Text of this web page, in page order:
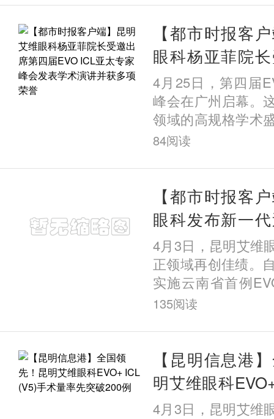
量临床案
【都市时报客
眼科杨亚菲院
届EVO ICL亚太
术演讲并获多项
4月25日，第四届
峰会在广州启幕。
领域的高规格学术
多个国家的顶尖专
明艾维眼科医院荣
术卓越成就奖”；
ICL手术量突破
五），荣膺“个人
例专家大奖”。更令
全英文主题演讲分
84阅读
【都市时报客
眼科发布新一
EVO+ICL（V5
果
4月3日，昆明艾维
正领域再创佳绩。
实施云南省首例
植入近视手术以来
破这一数量的眼科
沿技术，为何能在
城昆明实现规模化
访发现，答案藏在
院二十六年的深耕
135阅读
【昆明信息港
明艾维眼科
量率先突破200例
4月3日，昆明艾维